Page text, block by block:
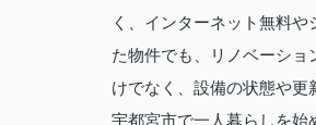
く、インターネット無料
た物件でも、リノベーシ
けでなく、設備の状態や更
宇都宮市で一人暮らしを始